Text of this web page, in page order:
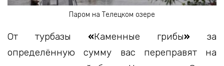
Паром на Телецком озере
От турбазы «Каменные грибы» за
определённую сумму вас переправят на